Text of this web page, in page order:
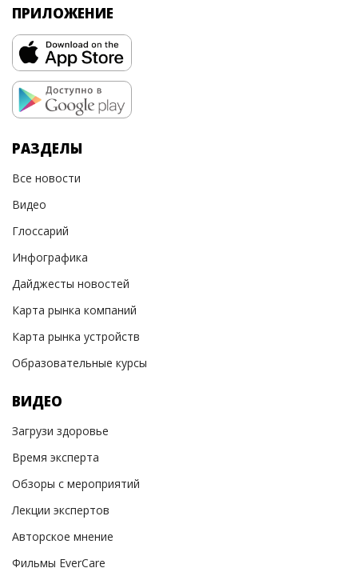
ПРИЛОЖЕНИЕ
РАЗДЕЛЫ
Все новости
Видео
Глоссарий
Инфографика
Дайджесты новостей
Карта рынка компаний
Карта рынка устройств
Образовательные курсы
ВИДЕО
Загрузи здоровье
Время эксперта
Обзоры с мероприятий
Лекции экспертов
Авторское мнение
Фильмы EverCare